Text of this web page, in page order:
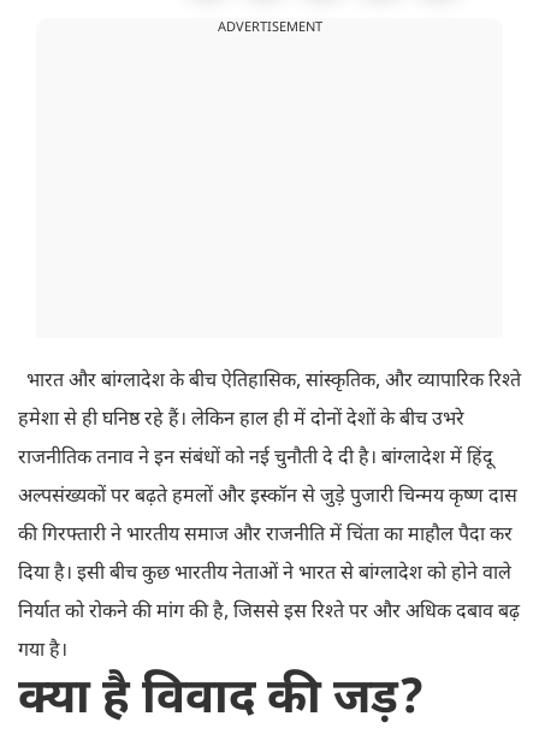
ADVERTISEMENT
भारत और बांग्लादेश के बीच ऐतिहासिक, सांस्कृतिक, और व्यापारिक रिश्ते
हमेशा से ही घनिष्ठ रहे हैं। लेकिन हाल ही में दोनों देशों के बीच उभरे
राजनीतिक तनाव ने इन संबंधों को नई चुनौती दे दी है। बांग्लादेश में हिंदू
अल्पसंख्यकों पर बढ़ते हमलों और इस्कॉन से जुड़े पुजारी चिन्मय कृष्ण दास
की गिरफ्तारी ने भारतीय समाज और राजनीति में चिंता का माहौल पैदा कर
दिया है। इसी बीच कुछ भारतीय नेताओं ने भारत से बांग्लादेश को होने वाले
निर्यात को रोकने की मांग की है, जिससे इस रिश्ते पर और अधिक दबाव बढ़
गया है।
क्या है विवाद की जड़?